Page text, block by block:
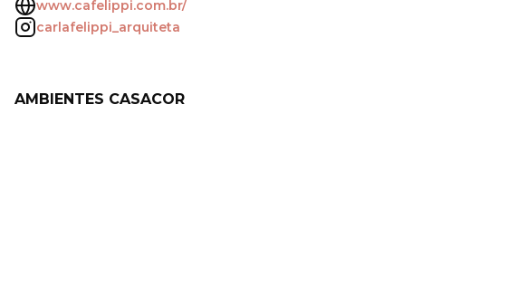
www.cafelippi.com.br/
carlafelippi_arquiteta
AMBIENTES CASACOR